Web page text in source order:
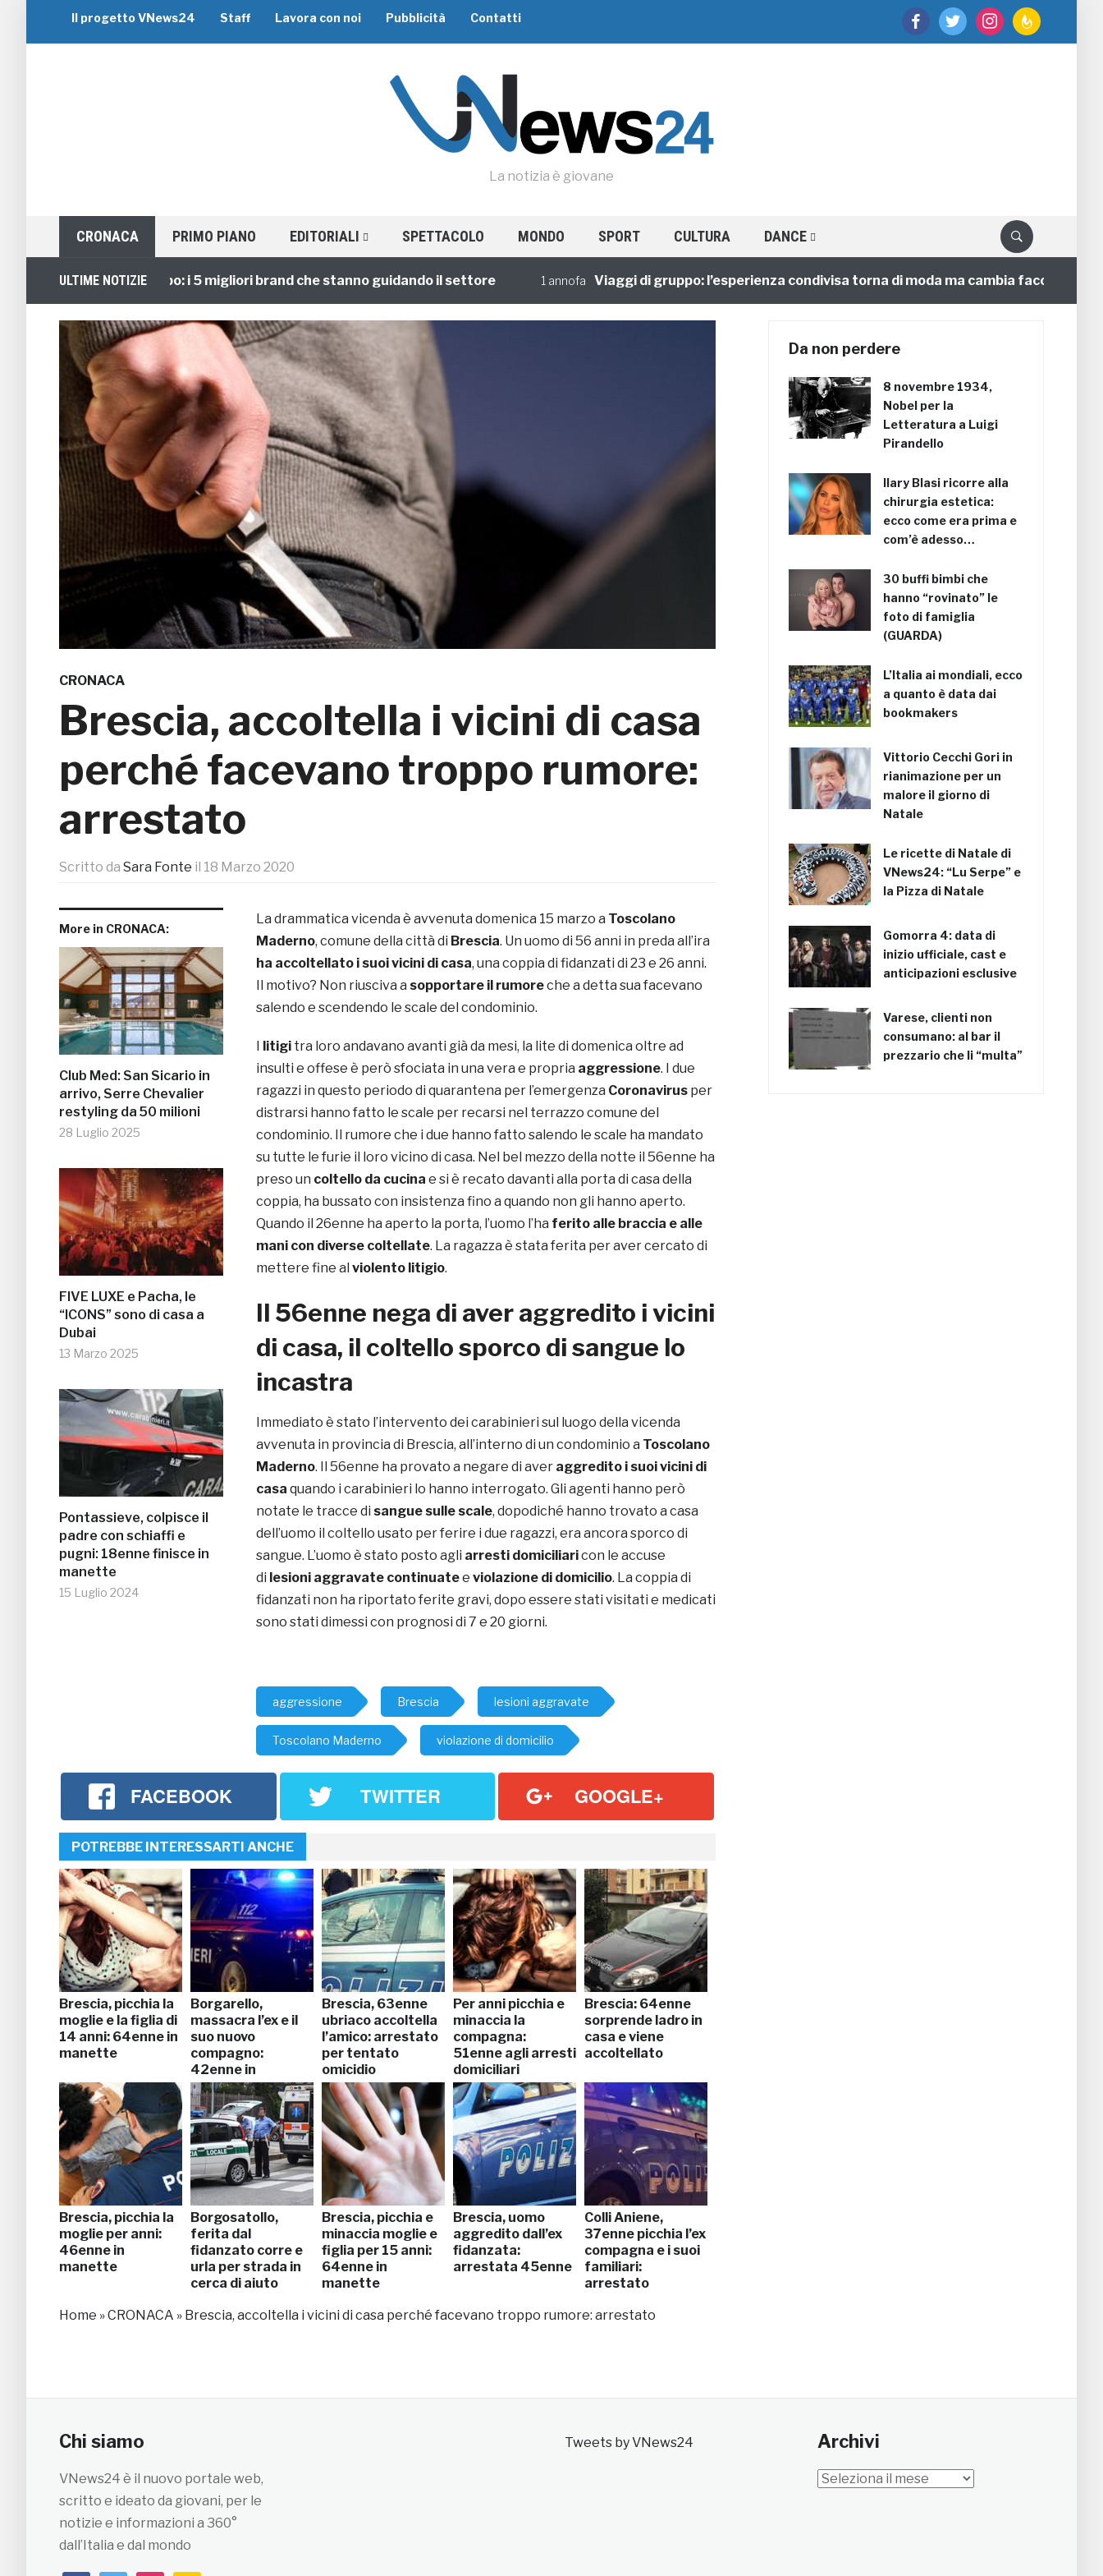
facebooktwitter instagramfeedburner
Il progetto VNews24 Staff Lavora con noi Pubblicità Contatti
La notizia è giovane
CRONACA PRIMO PIANO EDITORIALI SPETTACOLO MONDO SPORT CULTURA DANCE
ULTIME NOTIZIE
Viaggi di Gruppo: i 5 migliori brand che stanno guidando il settore 1 annofa Viaggi di gruppo: l’esperienza condivisa torna di moda ma cambia faccia
CRONACA
Brescia, accoltella i vicini di casa
perché facevano troppo rumore:
arrestato
Scritto da Sara Fonte il 18 Marzo 2020
More in CRONACA:
Club Med: San Sicario in
arrivo, Serre Chevalier
restyling da 50 milioni
28 Luglio 2025
FIVE LUXE e Pacha, le
“ICONS” sono di casa a
Dubai
13 Marzo 2025
Pontassieve, colpisce il
padre con schiaffi e
pugni: 18enne finisce in
manette
15 Luglio 2024
La drammatica vicenda è avvenuta domenica 15 marzo a Toscolano
Maderno, comune della città di Brescia. Un uomo di 56 anni in preda all’ira
ha accoltellato i suoi vicini di casa, una coppia di fidanzati di 23 e 26 anni.
Il motivo? Non riusciva a sopportare il rumoreche a detta sua facevano
salendo e scendendo le scale del condominio.
I litigi tra loro andavano avanti già da mesi, la lite di domenica oltre ad
insulti e offese è però sfociata in una vera e propria aggressione. I due
ragazzi in questo periodo di quarantena per l’emergenza Coronavirus per
distrarsi hanno fatto le scale per recarsi nel terrazzo comune del
condominio. Il rumore che i due hanno fatto salendo le scale ha mandato
su tutte le furie il loro vicino di casa. Nel bel mezzo della notte il 56enne ha
preso un coltello da cucina e si è recato davanti alla porta di casa della
coppia, ha bussato con insistenza fino a quando non gli hanno aperto.
Quando il 26enne ha aperto la porta, l’uomo l’ha ferito alle braccia e alle
mani con diverse coltellate. La ragazza è stata ferita per aver cercato di
mettere fine al violento litigio.
Il 56enne nega di aver aggredito i vicini
di casa, il coltello sporco di sangue lo
incastra
Immediato è stato l’intervento dei carabinieri sul luogo della vicenda
avvenuta in provincia di Brescia, all’interno di un condominio a Toscolano
Maderno. Il 56enne ha provato a negare di aver aggredito i suoi vicini di
casa quando i carabinieri lo hanno interrogato. Gli agenti hanno però
notate le tracce di sangue sulle scale, dopodiché hanno trovato a casa
dell’uomo il coltello usato per ferire i due ragazzi, era ancora sporco di
sangue. L’uomo è stato posto agli arresti domiciliaricon le accuse
di lesioni aggravate continuatee violazione di domicilio. La coppia di
fidanzati non ha riportato ferite gravi, dopo essere stati visitati e medicati
sono stati dimessi con prognosi di 7 e 20 giorni.
aggressione Brescia lesioni aggravate
Toscolano Maderno violazione di domicilio
FACEBOOK TWITTER GOOGLE+
POTREBBE INTERESSARTI ANCHE
Brescia, picchia la
moglie e la figlia di
14 anni: 64enne in
manette
Borgarello,
massacra l’ex e il
suo nuovo
compagno:
42enne in
manette
Brescia, 63enne
ubriaco accoltella
l’amico: arrestato
per tentato
omicidio
Per anni picchia e
minaccia la
compagna:
51enne agli arresti
domiciliari
Brescia: 64enne
sorprende ladro in
casa e viene
accoltellato
Brescia, picchia la
moglie per anni:
46enne in
manette
Borgosatollo,
ferita dal
fidanzato corre e
urla per strada in
cerca di aiuto
Brescia, picchia e
minaccia moglie e
figlia per 15 anni:
64enne in
manette
Brescia, uomo
aggredito dall’ex
fidanzata:
arrestata 45enne
Colli Aniene,
37enne picchia l’ex
compagna e i suoi
familiari:
arrestato
Home »CRONACA » Brescia, accoltella i vicini di casa perché facevano troppo rumore: arrestato
Da non perdere
8 novembre 1934,
Nobel per la
Letteratura a Luigi
Pirandello
Ilary Blasi ricorre alla
chirurgia estetica:
ecco come era prima e
com’è adesso…
30 buffi bimbi che
hanno “rovinato” le
foto di famiglia
(GUARDA)
L’Italia ai mondiali, ecco
a quanto è data dai
bookmakers
Vittorio Cecchi Gori in
rianimazione per un
malore il giorno di
Natale
Le ricette di Natale di
VNews24: “Lu Serpe” e
la Pizza di Natale
Gomorra 4: data di
inizio ufficiale, cast e
anticipazioni esclusive
Varese, clienti non
consumano: al bar il
prezzario che li “multa”
Chi siamo
VNews24 è il nuovo portale web,
scritto e ideato da giovani, per le
notizie e informazioni a 360°
dall’Italia e dal mondo
Tweets by VNews24 Archivi
Archivi